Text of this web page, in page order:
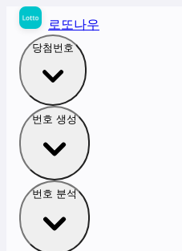
로또나우
당첨번호
번호 생성
번호 분석